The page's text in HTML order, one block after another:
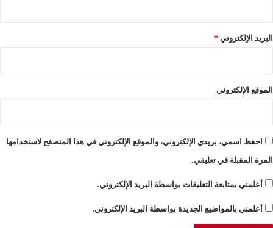
البريد الإلكتروني*
الموقع الإلكتروني
احفظ اسمي، بريدي الإلكتروني، والموقع الإلكتروني في هذا المتصفح لاستخدامها
المرة المقبلة في تعليقي.
أعلمني بمتابعة التعليقات بواسطة البريد الإلكتروني.
أعلمني بالمواضيع الجديدة بواسطة البريد الإلكتروني.